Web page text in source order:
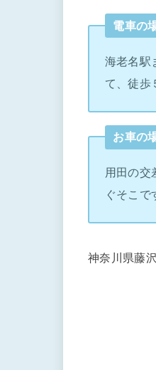
電車の
海老名駅
て、徒歩
お車の
用田の交
ぐそこ
神奈川県藤